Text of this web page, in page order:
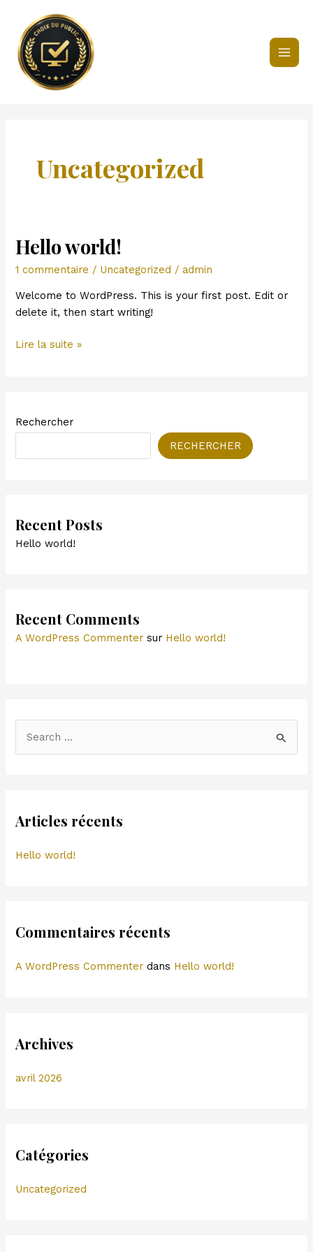
contenu
Uncategorized
Hello world!
1 commentaire / Uncategorized / admin
Welcome to WordPress. This is your first post. Edit or
delete it, then start writing!
Hello
Lire la suite »
Rechercher
RECHERCHER
Recent Posts
Hello world!
Recent Comments
A WordPress Commenter sur Hello world!
r
c
Articles récents
Hello world!
Commentaires récents
A WordPress Commenter dans Hello world!
Archives
avril 2026
Catégories
Uncategorized